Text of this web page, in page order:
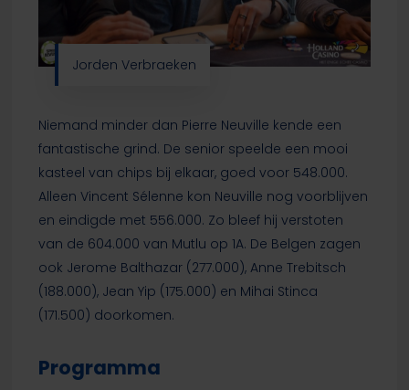
Jorden Verbraeken
Niemand minder dan Pierre Neuville kende een
fantastische grind. De senior speelde een mooi
kasteel van chips bij elkaar, goed voor 548.000.
Alleen Vincent Sélenne kon Neuville nog voorblijven
en eindigde met 556.000. Zo bleef hij verstoten
van de 604.000 van Mutlu op 1A. De Belgen zagen
ook Jerome Balthazar (277.000), Anne Trebitsch
(188.000), Jean Yip (175.000) en Mihai Stinca
(171.500) doorkomen.
Programma